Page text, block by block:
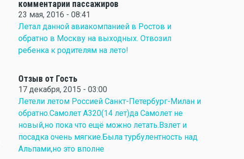
комментарии пассажиров
23 мая, 2016 - 08:41
Летал данной авиакомпанией в Ростов и
обратно в Москву на выходных. Отвозил
ребенка к родителям на лето!
Отзыв от Гость
17 декабря, 2015 - 03:00
Летели летом Россией Санкт-Петербург-Милан и
обратно.Самолет A320(14 лет)да Самолет не
новый,но пока что ещё можно летать.Взлет и
посадка очень мягкие.Была турбулентность над
Альпами,но это вполне